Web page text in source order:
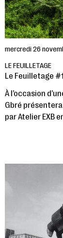
mercredi 26
LE FEUILLETAGE
Le Feuilletage
À l’occasion
Gbré
par Atelier EXB